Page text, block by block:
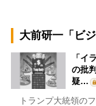
大前研一「ビ
「イ
の批
疑…
トランプ大統領の